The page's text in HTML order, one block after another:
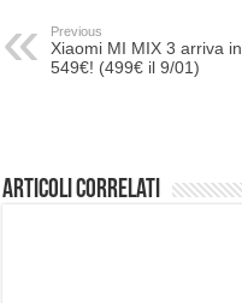
Previous
Xiaomi MI MIX 3 arriva
549€! (499€ il 9/01)
Articoli correlati